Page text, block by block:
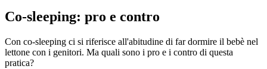
Co-sleeping: pro e contro
Con co-sleeping ci si riferisce all'abitudine di far dormire il bebè nel
lettone con i genitori. Ma quali sono i pro e i contro di questa
pratica?